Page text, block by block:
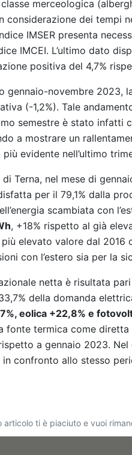
merceologica
dei tempi
IMSER presenta
IMCEI. L’ultimo dato
positiva del 4,7%
gennaio-novembre 2023,
(-1,2%). Tale
semestre è stato infatti
a mostrare un
evidente nell’ultimo
Terna, nel mese di
per il 79,1% dalla
scambiata con
, +18% rispetto al già
elevato valore dal 2016
con l’estero sia per la
netta è risultata
della domanda
eolica +22,8% e
fonte termica come
a gennaio 2023.
confronto allo stesso
articolo ti è piaciuto e vuoi